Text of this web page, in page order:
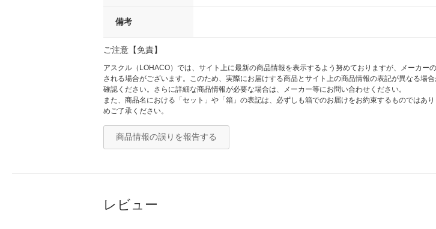
備考
ご注意【免責】
アスクル（LOHACO）では、サイト上に最新の商品情報を表示するよう努めておりますが、メーカ
される場合がございます。このため、実際にお届けする商品とサイト上の商品情報の表記が異なる場
確認ください。さらに詳細な商品情報が必要な場合は、メーカー等にお問い合わせください。
また、商品名における「セット」や「箱」の表記は、必ずしも箱でのお届けをお約束するものではあ
めご了承ください。
商品情報の誤りを報告する
レビュー